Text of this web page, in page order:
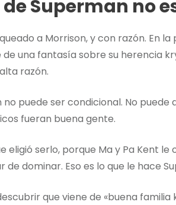
Superman no
a Morrison, y con razón. En
una fantasía sobre su herencia
razón.
no puede ser condicional. No
fueran buena gente.
eligió serlo, porque Ma y Pa Kent le
dominar. Eso es lo que le hace
que viene de «buena